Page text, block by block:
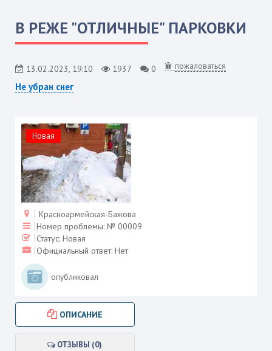
В РЕЖЕ "ОТЛИЧНЫЕ" ПАРКОВКИ
13.02.2023, 19:10 1937 0 пожаловаться
Не убран снег
Новая
Красноармейская-Бажова
Номер проблемы: № 00009
Статус: Новая
Официальный ответ: Нет
опубликовал
ОПИСАНИЕ
ОТЗЫВЫ (0)